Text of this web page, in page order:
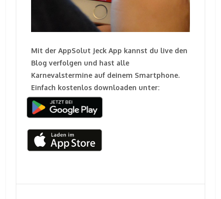
Mit der AppSolut Jeck App kannst du live den
Blog verfolgen und hast alle
Karnevalstermine auf deinem Smartphone.
Einfach kostenlos downloaden unter: